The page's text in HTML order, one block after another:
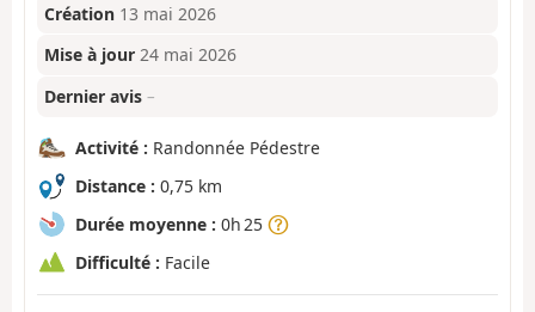
Création 13 mai 2026
Mise à jour 24 mai 2026
Dernier avis –
Activité : Randonnée Pédestre
Distance : 0,75 km
Durée moyenne : 0h 25
Difficulté : Facile